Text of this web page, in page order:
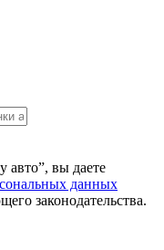
авто”, вы даете
данных
законодательства.